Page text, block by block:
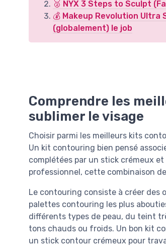
🥈 NYX 3 Steps to Sculpt
💰 Makeup Revolution
(globalement) le job
Comprendre les
sublimer le visage
Choisir parmi les meilleurs kits
Un kit contouring bien pensé
complétées par un stick crémeux
professionnel, cette combinaison
Le contouring consiste à créer des
palettes contouring les plus
différents types de peau, du teint
tons chauds ou froids. Un bon kit
un stick contour crémeux pour